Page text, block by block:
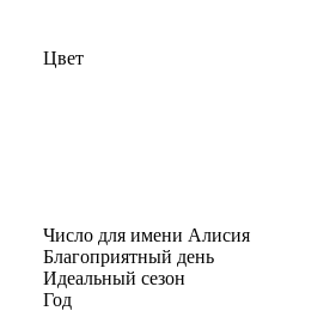
Цвет
Число для имени Алисия
Благоприятный день
Идеальный сезон
Год